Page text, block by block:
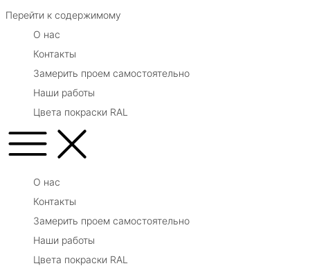
Перейти к содержимому
О нас
Контакты
Замерить проем самостоятельно
Наши работы
Цвета покраски RAL
О нас
Контакты
Замерить проем самостоятельно
Наши работы
Цвета покраски RAL